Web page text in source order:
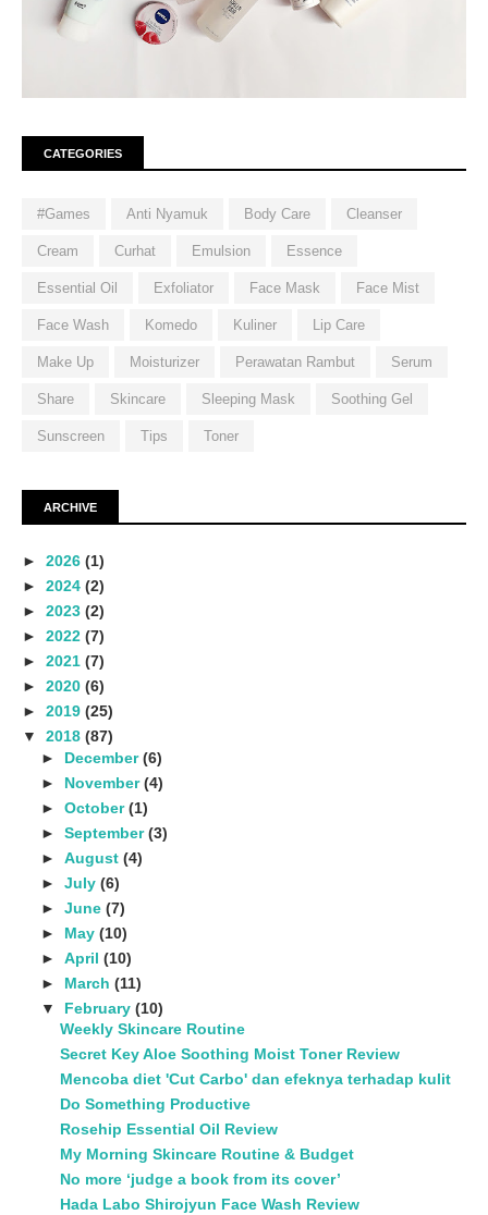
CATEGORIES
#Games Anti Nyamuk Body Care Cleanser
Cream Curhat Emulsion Essence
Essential Oil Exfoliator Face Mask Face Mist
Face Wash Komedo Kuliner Lip Care
Make Up Moisturizer Perawatan Rambut Serum
Share Skincare Sleeping Mask Soothing Gel
Sunscreen Tips Toner
ARCHIVE
► 2026 (1)
► 2024 (2)
► 2023 (2)
► 2022 (7)
► 2021 (7)
► 2020 (6)
► 2019 (25)
▼ 2018 (87)
► December(6)
► November(4)
► October(1)
► September(3)
► August (4)
► July (6)
► June (7)
► May (10)
► April (10)
► March (11)
▼ February (10)
Weekly Skincare Routine
Secret Key Aloe Soothing Moist Toner Review
Mencoba diet 'Cut Carbo' dan efeknya terhadap kulit
Do Something Productive
Rosehip Essential Oil Review
My Morning Skincare Routine & Budget
No more ‘judge a book from its cover’
Hada Labo Shirojyun Face Wash Review